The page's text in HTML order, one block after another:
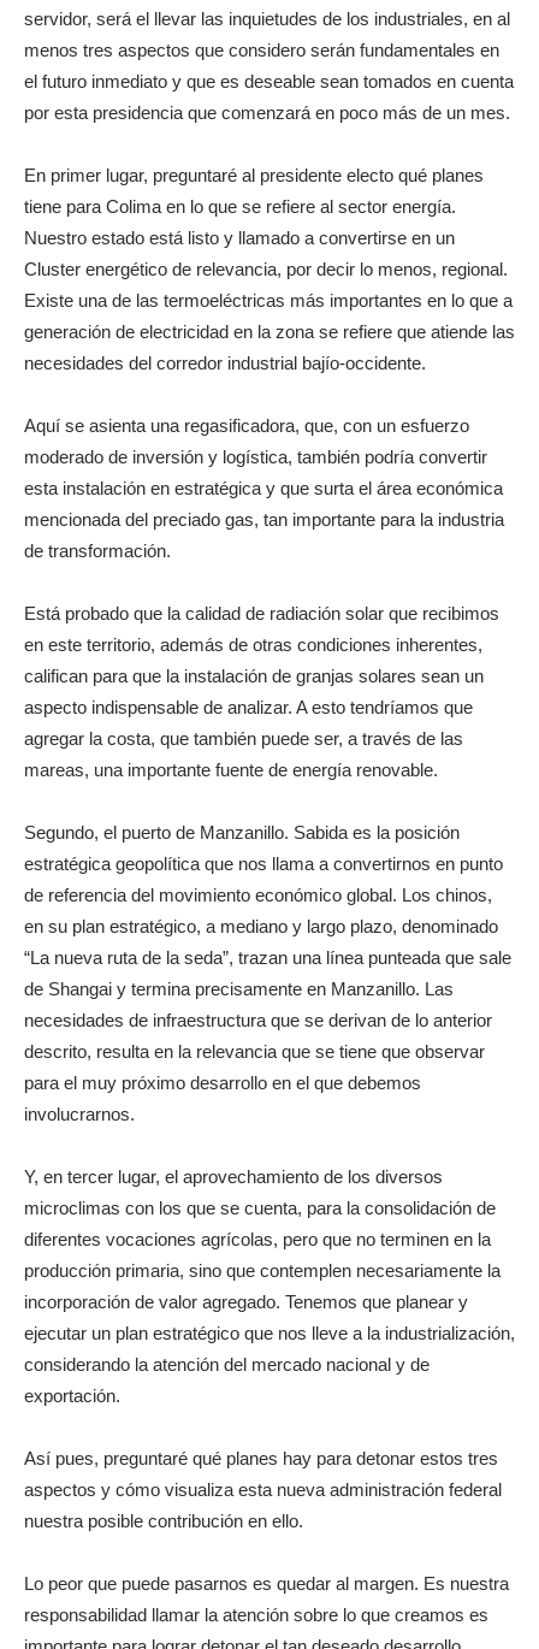
servidor, será el llevar las inquietudes de los industriales, en al
menos tres aspectos que considero serán fundamentales en
el futuro inmediato y que es deseable sean tomados en cuenta
por esta presidencia que comenzará en poco más de un mes.
En primer lugar, preguntaré al presidente electo qué planes
tiene para Colima en lo que se refiere al sector energía.
Nuestro estado está listo y llamado a convertirse en un
Cluster energético de relevancia, por decir lo menos, regional.
Existe una de las termoeléctricas más importantes en lo que a
generación de electricidad en la zona se refiere que atiende las
necesidades del corredor industrial bajío-occidente.
Aquí se asienta una regasificadora, que, con un esfuerzo
moderado de inversión y logística, también podría convertir
esta instalación en estratégica y que surta el área económica
mencionada del preciado gas, tan importante para la industria
de transformación.
Está probado que la calidad de radiación solar que recibimos
en este territorio, además de otras condiciones inherentes,
califican para que la instalación de granjas solares sean un
aspecto indispensable de analizar. A esto tendríamos que
agregar la costa, que también puede ser, a través de las
mareas, una importante fuente de energía renovable.
Segundo, el puerto de Manzanillo. Sabida es la posición
estratégica geopolítica que nos llama a convertirnos en punto
de referencia del movimiento económico global. Los chinos,
en su plan estratégico, a mediano y largo plazo, denominado
“La nueva ruta de la seda”, trazan una línea punteada que sale
de Shangai y termina precisamente en Manzanillo. Las
necesidades de infraestructura que se derivan de lo anterior
descrito, resulta en la relevancia que se tiene que observar
para el muy próximo desarrollo en el que debemos
involucrarnos.
Y, en tercer lugar, el aprovechamiento de los diversos
microclimas con los que se cuenta, para la consolidación de
diferentes vocaciones agrícolas, pero que no terminen en la
producción primaria, sino que contemplen necesariamente la
incorporación de valor agregado. Tenemos que planear y
ejecutar un plan estratégico que nos lleve a la industrialización,
considerando la atención del mercado nacional y de
exportación.
Así pues, preguntaré qué planes hay para detonar estos tres
aspectos y cómo visualiza esta nueva administración federal
nuestra posible contribución en ello.
Lo peor que puede pasarnos es quedar al margen. Es nuestra
responsabilidad llamar la atención sobre lo que creamos es